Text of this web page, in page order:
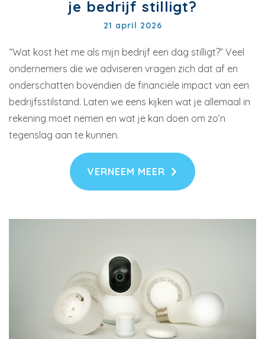
je bedrijf stilligt?
21 april 2026
“Wat kost het me als mijn bedrijf een dag stilligt?” Veel
ondernemers die we adviseren vragen zich dat af en
onderschatten bovendien de financiële impact van een
bedrijfsstilstand. Laten we eens kijken wat je allemaal in
rekening moet nemen en wat je kan doen om zo’n
tegenslag aan te kunnen.
VERNEEM MEER